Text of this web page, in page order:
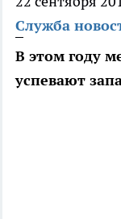
Служба
В этом году
успевают